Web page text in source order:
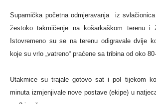
Suparnička početna odmjeravanja iz
žestoko takmičenje na košarkaškom terenu i
Istovremeno su se na terenu odigravale dvije
koje su vrlo „vatreno“ praćene sa tribina od oko
Utakmice su trajale gotovo sat i pol tijekom
minuta izmjenjivale nove postave (ekipe) u